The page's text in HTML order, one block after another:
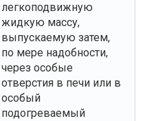
легкоподвижную
жидкую массу,
выпускаемую затем,
по мере надобности,
через особые
отверстия в печи или в
особый
подогреваемый